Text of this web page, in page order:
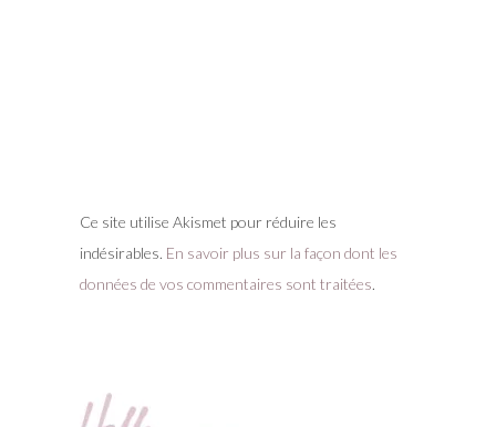
Ce site utilise Akismet pour réduire les
indésirables. En savoir plus sur la façon dont les
données de vos commentaires sont traitées.